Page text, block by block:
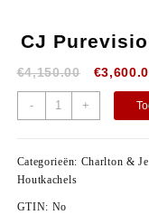
CJ
€4,150.00 €
- +
Categorieën: Charlton &
Houtkachels
GTIN: No